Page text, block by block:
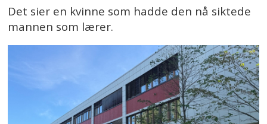
Det sier en kvinne som hadde den nå siktede
mannen som lærer.